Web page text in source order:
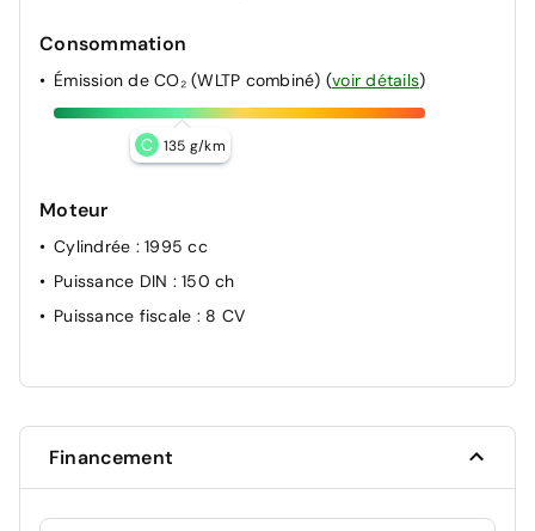
Consommation
Émission de CO₂ (WLTP combiné) (voir détails)
C 135 g/km
Moteur
Cylindrée : 1995 cc
Puissance DIN : 150 ch
Puissance fiscale : 8 CV
Financement